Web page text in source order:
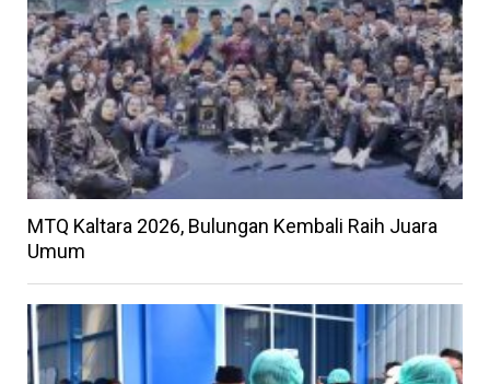
MTQ Kaltara 2026, Bulungan Kembali Raih Juara
Umum